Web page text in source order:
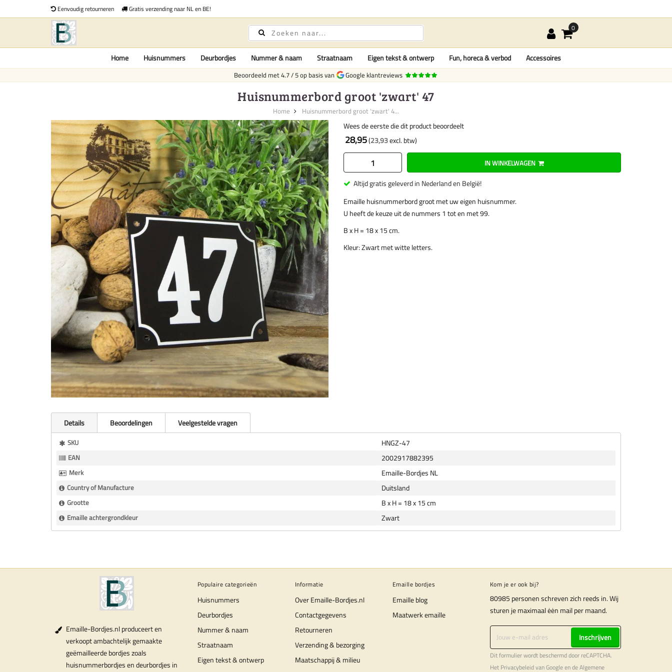
Eenvoudig retourneren Gratis verzending naar NL en BE!
Home Huisnummers Deurbordjes Nummer & naam Straatnaam Eigen tekst & ontwerp Fun, horeca & verbod Accessoires
Beoordeeld met4.7/5op basis van Google klantreviews
Huisnummerbord groot 'zwart' 47
Home Huisnummerbord groot 'zwart' 4...
Wees de eerste die dit product beoordeelt
28,95 23,93
IN WINKELWAGEN
Altijd gratis geleverd in Nederland en België!
Emaille huisnummerbord groot met uw eigen huisnummer.
U heeft de keuze uit de nummers 1 tot en met 99.
B x H = 18 x 15 cm.
Kleur: Zwart met witte letters.
Details Beoordelingen
Veelgestelde vragen
Meer
Informatie
SKU HNGZ-47
EAN 2002917882395
Merk Emaille-Bordjes NL
Country of Manufacture Duitsland
Grootte B x H = 18 x 15 cm
Emaille achtergrondkleur Zwart
Emaille-Bordjes.nl produceert en
verkoopt ambachtelijk gemaakte
geëmailleerde bordjes zoals
huisnummerbordjes en deurbordjes in
Populaire categorieën
Huisnummers
Deurbordjes
Nummer & naam
Straatnaam
Eigen tekst & ontwerp
Informatie
Over Emaille-Bordjes.nl
Contactgegevens
Retourneren
Verzending & bezorging
Maatschappij & milieu
Emaille bordjes
Emaille blog
Maatwerk emaille
Kom je er ook bij?
80985 personen schreven zich reeds in. Wij
sturen je maximaal ėėn mail per maand.
Inschrijven
Dit formulier wordt beschermd door reCAPTCHA.
Het Privacybeleidvan Google en deAlgemene